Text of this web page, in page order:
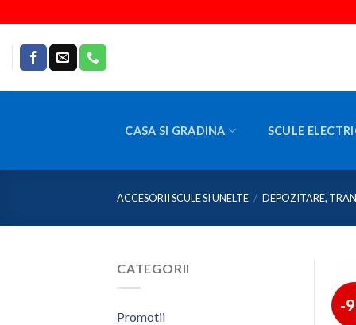
to
content
CASA SI GRADINA SCULE
ACCESORII SCULE SI UNELTE / DEPOZITARE,
CATEGORII
Promotii
-